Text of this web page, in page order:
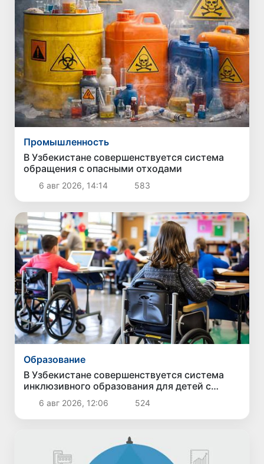
Промышленность
В Узбекистане совершенствуется система
обращения с опасными отходами
6 авг 2026, 14:14 583
Образование
В Узбекистане совершенствуется система
инклюзивного образования для детей с
особыми образовательными потребностями
6 авг 2026, 12:06 524